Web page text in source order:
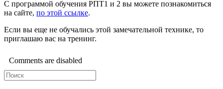
С программой обучения РПТ1 и 2 вы можете познакомиться
на сайте, по этой ссылке.
Если вы еще не обучались этой замечательной технике, то
приглашаю вас на тренинг.
Comments are disabled